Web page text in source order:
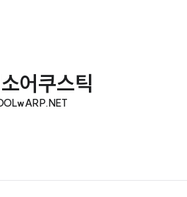
어쿠스틱